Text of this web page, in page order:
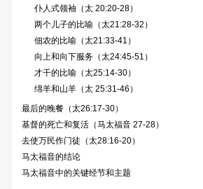
仆人式领袖（太 20:20-28）
两个儿子的比喻（太21:28-32）
佃农的比喻（太21:33-41）
向上和向下服务（太24:45-51）
才干的比喻（太25:14-30）
绵羊和山羊（太 25:31-46）
最后的晚餐（太26:17-30）
基督的死亡和复活（马太福音 27-28）
去使万民作门徒（太28:16-20）
马太福音的结论
马太福音中的关键经节和主题